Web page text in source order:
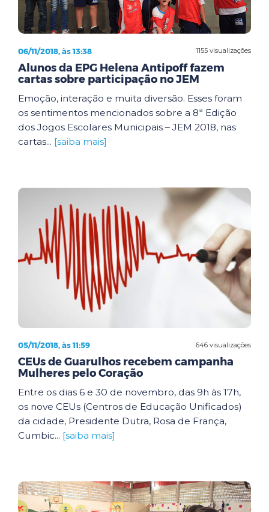
1155 visualizações
06/11/2018, às 13:38
Alunos da EPG Helena Antipoff fazem
cartas sobre participação no JEM
Emoção, interação e muita diversão. Esses foram
os sentimentos mencionados sobre a 8ª Edição
dos Jogos Escolares Municipais – JEM 2018, nas
cartas... [saiba mais]
646 visualizações
05/11/2018, às 11:59
CEUs de Guarulhos recebem campanha
Mulheres pelo Coração
Entre os dias 6 e 30 de novembro, das 9h às 17h,
os nove CEUs (Centros de Educação Unificados)
da cidade, Presidente Dutra, Rosa de França,
Cumbic... [saiba mais]